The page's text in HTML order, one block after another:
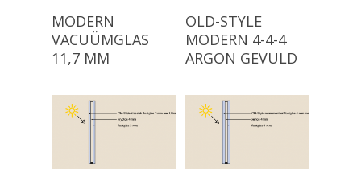
Read More
MODERN
VACUÜMGLAS
11,7 MM
Read More
OLD-STYLE
MODERN 4-4-4
ARGON GEVULD